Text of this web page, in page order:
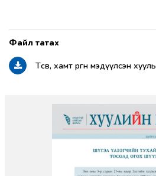
Төсөв, хамт өргөн мэдүүлсэн хууль